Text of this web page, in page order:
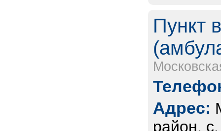
Пункт
Адрес:
район,